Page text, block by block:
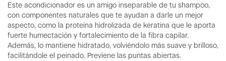
Este acondicionador es un amigo inseparable de tu shampoo,
con componentes naturales que te ayudan a darle un mejor
aspecto, como la proteína hidrolizada de keratina que le aporta
fuerte humectación y fortalecimiento de la fibra capilar.
Además, lo mantiene hidratado, volviéndolo más suave y brilloso,
facilitándole el peinado. Previene las puntas abiertas.